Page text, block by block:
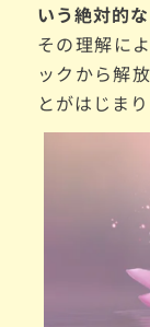
いう絶対的
その理解に
ックから解
とがはじまり